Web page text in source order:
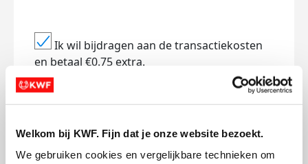
Welkom bij KWF. Fijn dat je onze website bezoekt.
We gebruiken cookies en vergelijkbare technieken om
Ik wil bijdragen aan de transactiekosten
en betaal €0.75 extra.